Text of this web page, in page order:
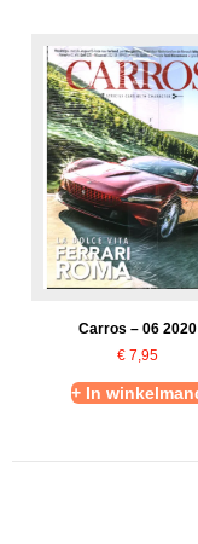
Carros – 06 2020
€ 7,95
+ In